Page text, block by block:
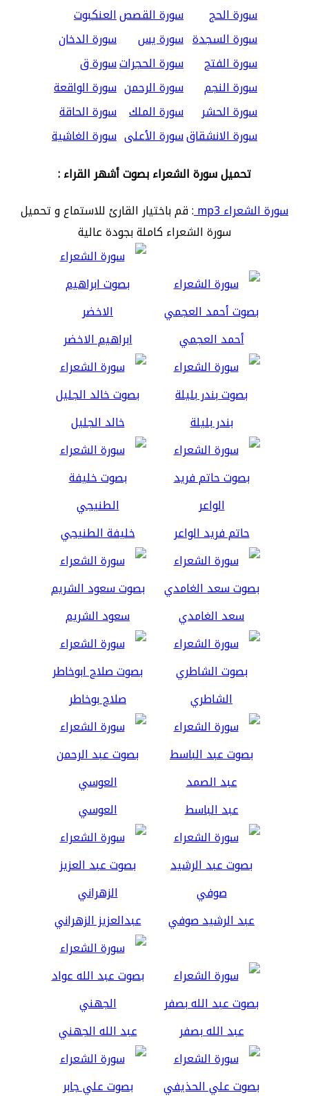
سورة الحج
سورة القصصالعنكبوت
سورة السجدة سورة يس
سورة الدخان
سورة الفتح
سورة الحجراتسورة ق
سورة النجم
سورة الرحمن سورة الواقعة
سورة الحشر
سورة الملك سورة الحاقة
سورة الانشقاقسورة الأعلى سورة الغاشية
تحميل سورة الشعراء بصوت أشهر القراء :
سورة الشعراء mp3
: قم باختيار القارئ للاستماع و تحميل
سورة الشعراء كاملة بجودة عالية
أحمد العجمي ابراهيم الاخضر
بندر بليلة خالد الجليل
حاتم فريد الواعر خليفة الطنيجي
سعد الغامدي سعود الشريم
الشاطري صلاح بوخاطر
عبد الباسط العوسي
عبد الرشيد صوفي عبدالعزيز الزهراني
عبد الله بصفر عبد الله الجهني